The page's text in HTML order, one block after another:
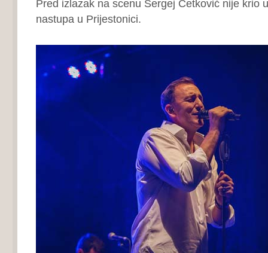
Pred izlazak na scenu Sergej Ćetković nije krio
nastupa u Prijestonici.